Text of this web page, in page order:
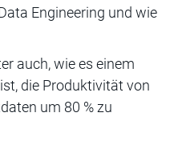
Engineering und wie
auch, wie es einem
die Produktivität von
um 80 % zu